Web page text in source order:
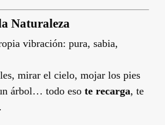
Naturaleza
vibración: pura, sabia,
mirar el cielo, mojar los pies
árbol… todo eso te recarga, te